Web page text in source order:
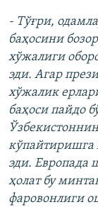
- Тўғри,
баҳосини
хўжалиги
эди. Агар
хўжалик
баҳоси пайдо
кўпайтиришга
эди. Европада
ҳолат бу
фаровонлиги